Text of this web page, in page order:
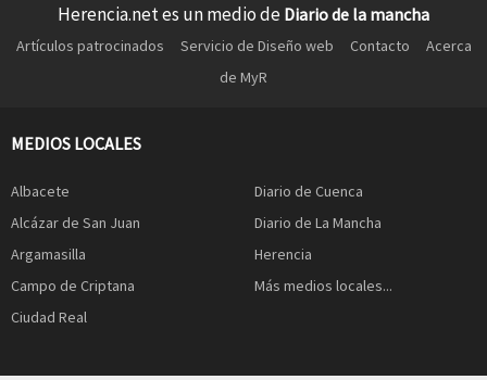
Herencia.net es un medio de Diario de la mancha
Artículos patrocinados Servicio de Diseño web Contacto
Acerca
de MyR
MEDIOS LOCALES
Albacete
Alcázar de San Juan
Argamasilla
Campo de Criptana
Ciudad Real
Diario de Cuenca
Diario de La Mancha
Herencia
Más medios locales...